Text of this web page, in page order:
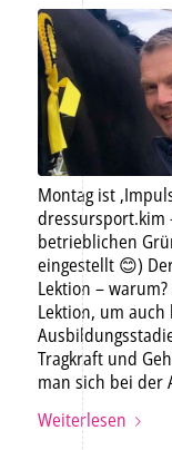
Montag ist
dressursport.kim
betrieblichen
eingestellt 😊)
Lektion –
Lektion, um
Tragkraft und
man sich bei
Weiterlesen